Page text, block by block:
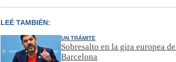
LEÉ TAMBIÉN:
UN TRÁMITE
Sobresalto en la gira europea
Barcelona